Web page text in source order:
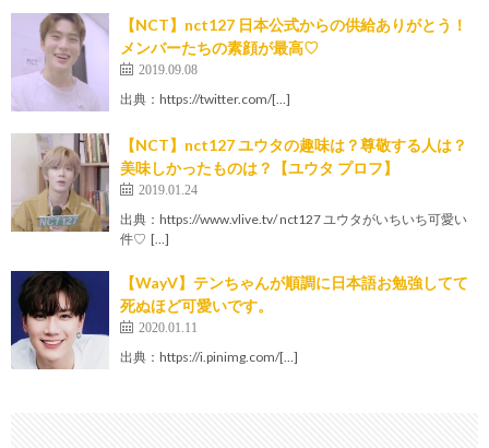
【NCT】nct127 日本公式からの供給ありがとう！
メンバーたちの素顔が最高♡
2019.09.08
出典：https://twitter.com/[…]
【NCT】nct127 ユウタの趣味は？尊敬する人は？
美味しかったものは？【ユウタ プロフ】
2019.01.24
出典：https://www.vlive.tv/ nct127 ユウタがいちいち可愛い
件♡ […]
【WayV】テンちゃんが順調に日本語お勉強してて
死ぬほど可愛いです。
2020.01.11
出典：https://i.pinimg.com/[…]